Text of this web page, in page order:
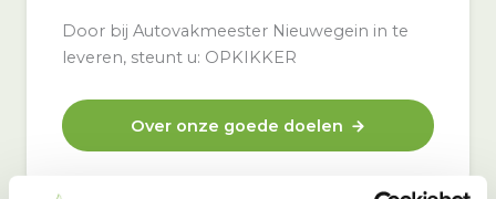
Door bij Autovakmeester Nieuwegein in te
leveren, steunt u: OPKIKKER
Over onze goede doelen